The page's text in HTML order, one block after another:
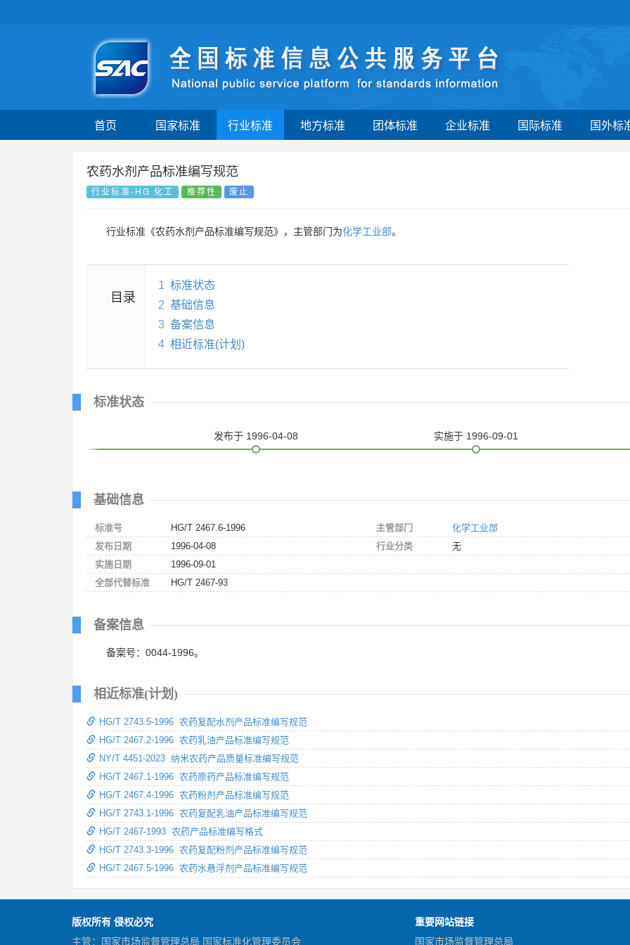
首页 国家标准 行业标准 地方标准 团体标准 企业标准 国际标准 国外标
农药水剂产品标准编写规范
行业标准-HG 化工 推荐性 废止
行业标准《农药水剂产品标准编写规范》，主管部门为化学工业部。
目录
1 标准状态
2 基础信息
3 备案信息
4 相近标准(计划)
标准状态
发布于 1996-04-08 实施于 1996-09-01
基础信息
标准号
HG/T 2467.6-1996
发布日期
1996-04-08
实施日期
1996-09-01
全部代替标准
HG/T 2467-93
主管部门
化学工业部
行业分类
无
备案信息
备案号：0044-1996。
相近标准(计划)
HG/T 2743.5-1996 农药复配水剂产品标准编写规范
HG/T 2467.2-1996 农药乳油产品标准编写规范
NY/T 4451-2023 纳米农药产品质量标准编写规范
HG/T 2467.1-1996 农药原药产品标准编写规范
HG/T 2467.4-1996 农药粉剂产品标准编写规范
HG/T 2743.1-1996 农药复配乳油产品标准编写规范
HG/T 2467-1993 农药产品标准编写格式
HG/T 2743.3-1996 农药复配粉剂产品标准编写规范
HG/T 2467.5-1996 农药水悬浮剂产品标准编写规范
版权所有 侵权必究
主管：国家市场监督管理总局 国家标准化管理委员会
重要网站链接
国家市场监督管理总局